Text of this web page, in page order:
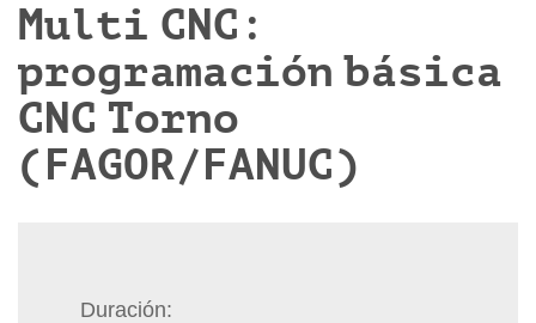
Multi CNC:
programación básica
CNC Torno
(FAGOR/FANUC)
Duración